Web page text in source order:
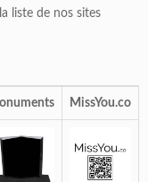
liste de nos sites
MissYou.co